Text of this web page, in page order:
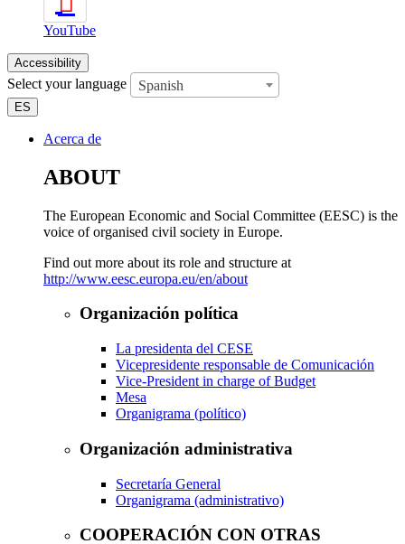
YouTube
Accessibility
Select your language Spanish
ES
Acerca de
ABOUT
The European Economic and Social Committee (EESC) is the
voice of organised civil society in Europe.
Find out more about its role and structure at
http://www.eesc.europa.eu/en/about
Organización política
La presidenta del CESE
Vicepresidente responsable de Comunicación
Vice-President in charge of Budget
Mesa
Organigrama (político)
Organización administrativa
Secretaría General
Organigrama (administrativo)
COOPERACIÓN CON OTRAS